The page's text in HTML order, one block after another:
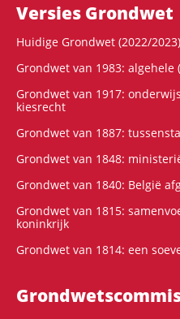
Versies Grondwet
Huidige Grondwet (2022/2023)
Grondwet van 1983:
Grondwet van 1917:
kiesrecht
Grondwet van 1887:
Grondwet van 1848:
Grondwet van 1840: België
Grondwet van 1815:
koninkrijk
Grondwet van 1814: een